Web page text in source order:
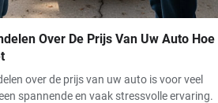
Over De Prijs Van Uw Auto Hoe
over de prijs van uw auto is voor veel
spannende en vaak stressvolle ervaring.